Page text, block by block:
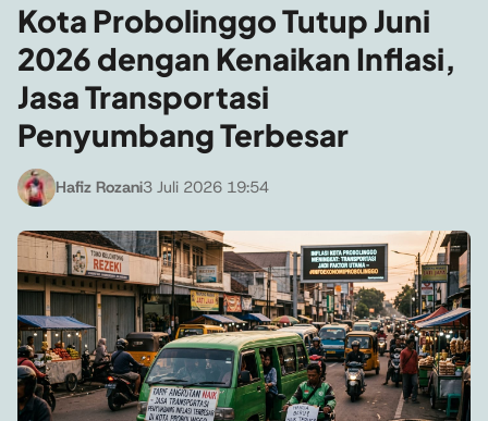
Kota Probolinggo Tutup Juni
2026 dengan Kenaikan Inflasi,
Jasa Transportasi
Penyumbang Terbesar
Hafiz Rozani3 Juli 2026 19:54